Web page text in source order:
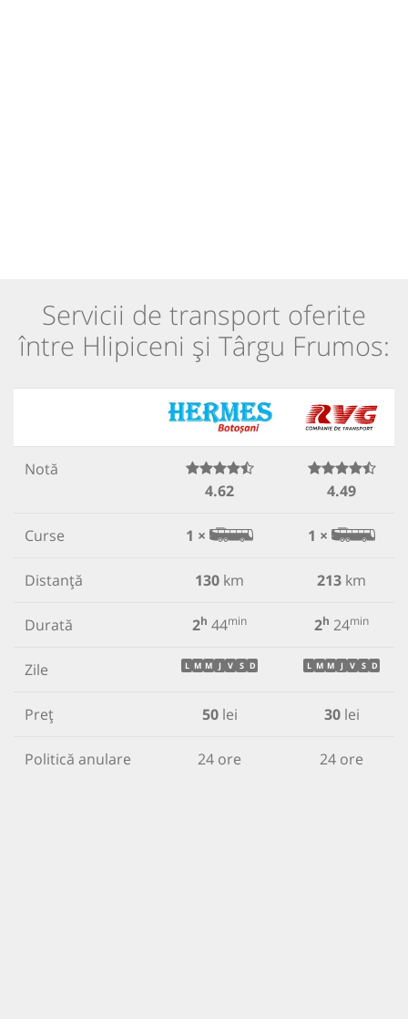
Servicii de transport oferite
între Hlipiceni și Târgu Frumos:
Notă
4.62
4.49
Curse 1 × 1 ×
Distanță 130 km 213 km
Durată 2h 44min 2h 24min
Zile L M M J V S D L M M J V S D
Preț 50lei 30lei
Politică anulare 24 ore 24 ore